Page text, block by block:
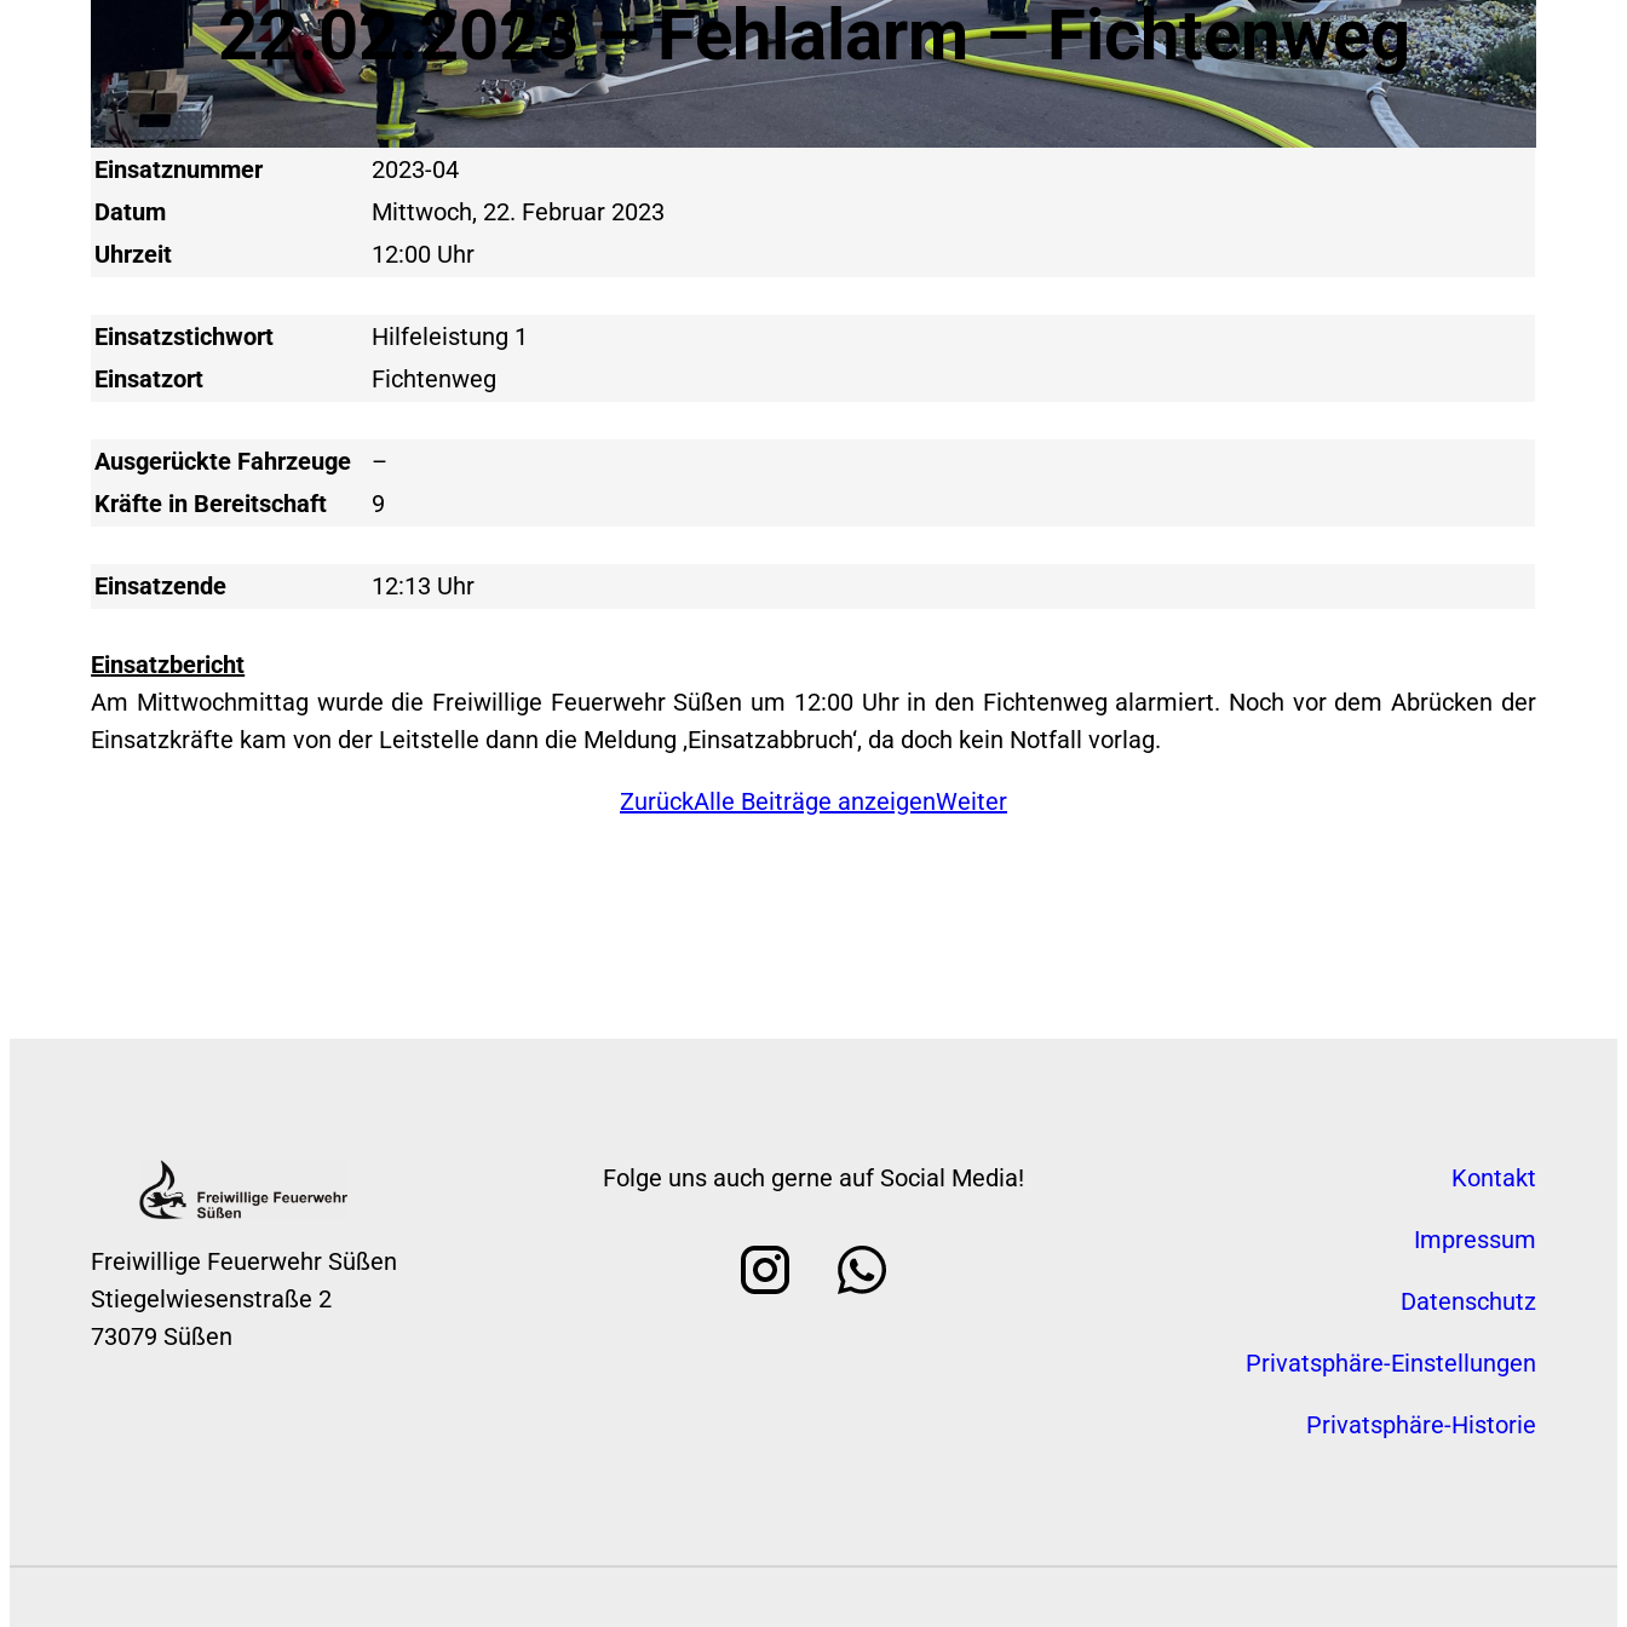
22.02.2023 – Fehlalarm – Fichtenweg
Einsatznummer
2023-04
Datum
Mittwoch, 22. Februar 2023
Uhrzeit
12:00 Uhr
Einsatzstichwort
Hilfeleistung 1
Einsatzort
Fichtenweg
Ausgerückte Fahrzeuge
–
Kräfte in Bereitschaft
9
Einsatzende 12:13 Uhr
Einsatzbericht
Am Mittwochmittag wurde die Freiwillige Feuerwehr Süßen um 12:00 Uhr in den Fichtenweg alarmiert. Noch vor dem Abrücken der
Einsatzkräfte kam von der Leitstelle dann die Meldung ‚Einsatzabbruch‘, da doch kein Notfall vorlag.
ZurückAlle Beiträge anzeigenWeiter
Freiwillige Feuerwehr Süßen
Stiegelwiesenstraße 2
73079 Süßen
Folge uns auch gerne auf Social Media! Kontakt
Impressum
Datenschutz
Privatsphäre-Einstellungen
Privatsphäre-Historie